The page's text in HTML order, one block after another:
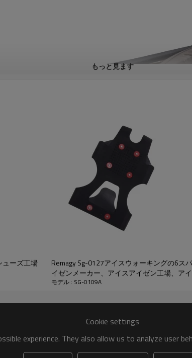
もっと見ます
ューズ工場
Remagy Sg-0127アイスウォーキングの6ス
イゼンメーカー、アイスアイゼン工場、ア
モデル : SG-0109A
Cookie settings
experience. They also allow us to analyze user